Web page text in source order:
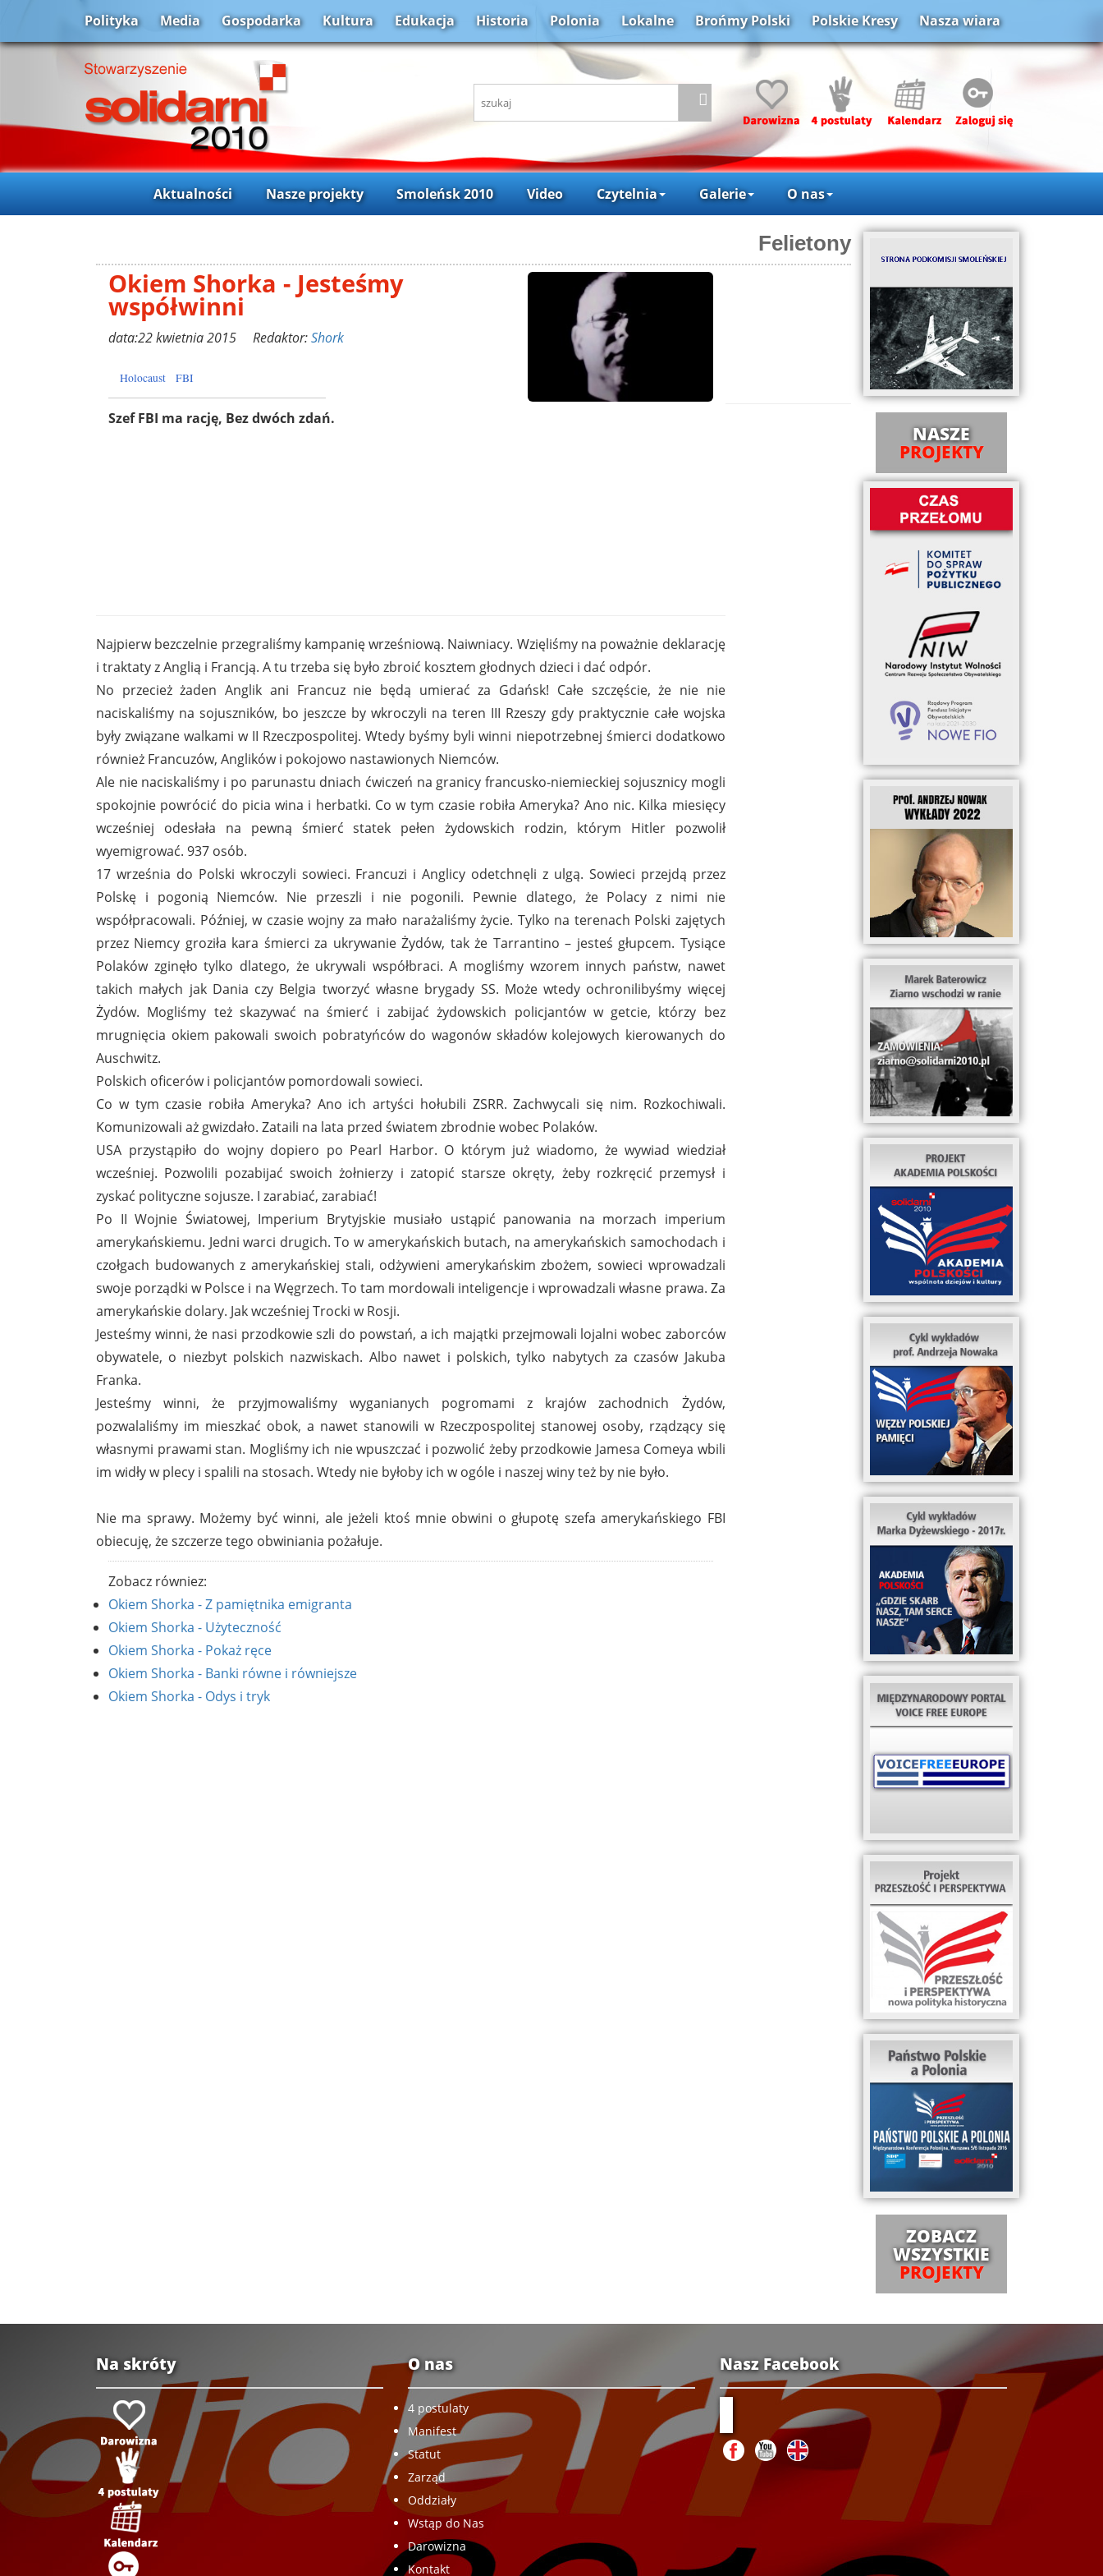
Polityka Media Gospodarka Kultura Edukacja Historia Polonia Lokalne Brońmy Polski Polskie Kresy Nasza wiara
Aktualności Nasze projekty Smoleńsk 2010 Video Czytelnia Galerie O nas
Felietony
Okiem Shorka - Jesteśmy
współwinni
data:22 kwietnia 2015 Redaktor:Shork
Holocaust FBI
Szef FBI ma rację, Bez dwóch zdań.
Najpierw bezczelnie przegraliśmy kampanię wrześniową. Naiwniacy. Wzięliśmy na poważnie deklarację
i traktaty z Anglią i Francją. A tu trzeba się było zbroić kosztem głodnych dzieci i dać odpór.
No przecież żaden Anglik ani Francuz nie będą umierać za Gdańsk! Całe szczęście, że nie nie
naciskaliśmy na sojuszników, bo jeszcze by wkroczyli na teren III Rzeszy gdy praktycznie całe wojska
były związane walkami w II Rzeczpospolitej. Wtedy byśmy byli winni niepotrzebnej śmierci dodatkowo
również Francuzów, Anglików i pokojowo nastawionych Niemców.
Ale nie naciskaliśmy i po parunastu dniach ćwiczeń na granicy francusko-niemieckiej sojusznicy mogli
spokojnie powrócić do picia wina i herbatki. Co w tym czasie robiła Ameryka? Ano nic. Kilka miesięcy
wcześniej odesłała na pewną śmierć statek pełen żydowskich rodzin, którym Hitler pozwolił
wyemigrować. 937 osób.
17 września do Polski wkroczyli sowieci. Francuzi i Anglicy odetchnęli z ulgą. Sowieci przejdą przez
Polskę i pogonią Niemców. Nie przeszli i nie pogonili. Pewnie dlatego, że Polacy z nimi nie
współpracowali. Później, w czasie wojny za mało narażaliśmy życie. Tylko na terenach Polski zajętych
przez Niemcy groziła kara śmierci za ukrywanie Żydów, tak że Tarrantino – jesteś głupcem. Tysiące
Polaków zginęło tylko dlatego, że ukrywali współbraci. A mogliśmy wzorem innych państw, nawet
takich małych jak Dania czy Belgia tworzyć własne brygady SS. Może wtedy ochronilibyśmy więcej
Żydów. Mogliśmy też skazywać na śmierć i zabijać żydowskich policjantów w getcie, którzy bez
mrugnięcia okiem pakowali swoich pobratyńców do wagonów składów kolejowych kierowanych do
Auschwitz.
Polskich oficerów i policjantów pomordowali sowieci.
Co w tym czasie robiła Ameryka? Ano ich artyści hołubili ZSRR. Zachwycali się nim. Rozkochiwali.
Komunizowali aż gwizdało. Zataili na lata przed światem zbrodnie wobec Polaków.
USA przystąpiło do wojny dopiero po Pearl Harbor. O którym już wiadomo, że wywiad wiedział
wcześniej. Pozwolili pozabijać swoich żołnierzy i zatopić starsze okręty, żeby rozkręcić przemysł i
zyskać polityczne sojusze. I zarabiać, zarabiać!
Po II Wojnie Światowej, Imperium Brytyjskie musiało ustąpić panowania na morzach imperium
amerykańskiemu. Jedni warci drugich. To w amerykańskich butach, na amerykańskich samochodach i
czołgach budowanych z amerykańskiej stali, odżywieni amerykańskim zbożem, sowieci wprowadzali
swoje porządki w Polsce i na Węgrzech. To tam mordowali inteligencje i wprowadzali własne prawa. Za
amerykańskie dolary. Jak wcześniej Trocki w Rosji.
Jesteśmy winni, że nasi przodkowie szli do powstań, a ich majątki przejmowali lojalni wobec zaborców
obywatele, o niezbyt polskich nazwiskach. Albo nawet i polskich, tylko nabytych za czasów Jakuba
Franka.
Jesteśmy winni, że przyjmowaliśmy wyganianych pogromami z krajów zachodnich Żydów,
pozwalaliśmy im mieszkać obok, a nawet stanowili w Rzeczpospolitej stanowej osoby, rządzący się
własnymi prawami stan. Mogliśmy ich nie wpuszczać i pozwolić żeby przodkowie Jamesa Comeya wbili
im widły w plecy i spalili na stosach. Wtedy nie byłoby ich w ogóle i naszej winy też by nie było.
Nie ma sprawy. Możemy być winni, ale jeżeli ktoś mnie obwini o głupotę szefa amerykańskiego FBI
obiecuję, że szczerze tego obwiniania pożałuje.
Zobacz równiez:
Okiem Shorka - Z pamiętnika emigranta
Okiem Shorka - Użyteczność
Okiem Shorka - Pokaż ręce
Okiem Shorka - Banki równe i równiejsze
Okiem Shorka - Odys i tryk
NASZE
PROJEKTY
ZOBACZ
WSZYSTKIE
PROJEKTY
Na skróty O nas
4 postulaty
Manifest
Statut
Zarząd
Oddziały
Wstąp do Nas
Darowizna
Kontakt
Nasz Facebook